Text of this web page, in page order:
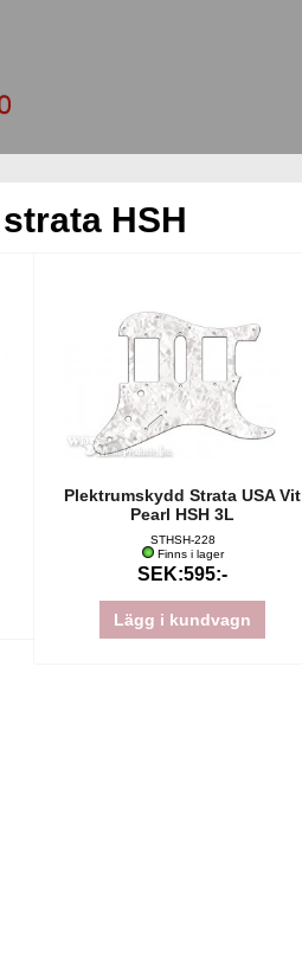
HSH
Plektrumskydd Strata USA Vit
Pearl HSH 3L
STHSH-228
Finns i lager
SEK:595:-
Lägg i kundvagn